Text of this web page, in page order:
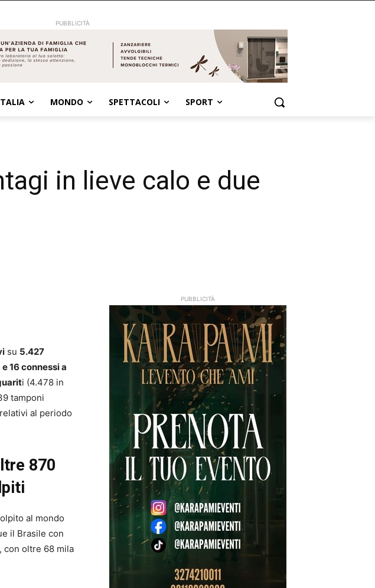
PUBBLICITÀ
MONDO SPETTACOLI SPORT
in lieve calo e due
su 5.427
16 connessi a
i (4.478 in
tamponi
al periodo
870
al mondo
il Brasile con
con oltre 68 mila
PUBBLICITÀ